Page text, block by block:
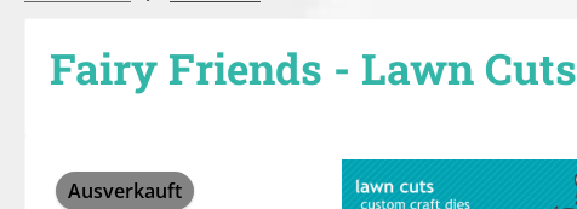
Fairy Friends - Lawn Cuts
Bildergalerie überspringen
Ausverkauft